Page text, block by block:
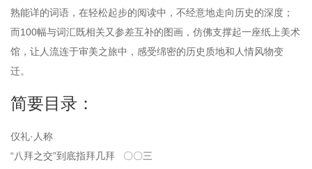
熟能详的词语，在轻松起步的阅读中，不经意地走向历史的深度；
而100幅与词汇既相关又参差互补的图画，仿佛支撑起一座纸上美术
馆，让人流连于审美之旅中，感受绵密的历史质地和人情风物变
迁。
简要目录：
仪礼·人称
“八拜之交”到底指拜几拜 〇〇三